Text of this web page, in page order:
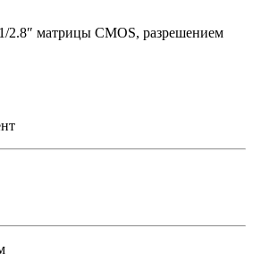
2.8″ матрицы CMOS, разрешением